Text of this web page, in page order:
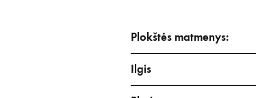
Plokštės matmenys:
Ilgis